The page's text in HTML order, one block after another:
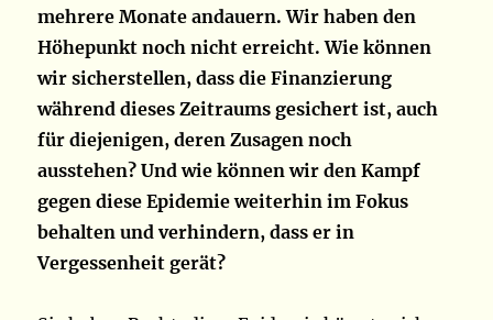
mehrere Monate andauern. Wir haben den
Höhepunkt noch nicht erreicht. Wie können
wir sicherstellen, dass die Finanzierung
während dieses Zeitraums gesichert ist, auch
für diejenigen, deren Zusagen noch
ausstehen? Und wie können wir den Kampf
gegen diese Epidemie weiterhin im Fokus
behalten und verhindern, dass er in
Vergessenheit gerät?